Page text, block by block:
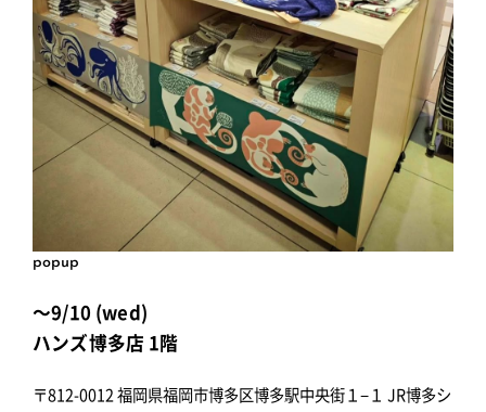
popup
～9/10 (wed)
ハンズ博多店 1階
〒812-0012 福岡県福岡市博多区博多駅中央街１−１ JR博多シ